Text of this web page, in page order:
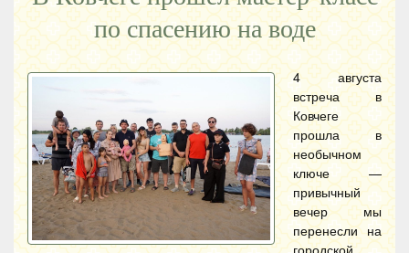
по спасению на воде
4 августа
встреча в
Ковчеге
прошла в
необычном
ключе —
привычный
вечер мы
перенесли на
городской